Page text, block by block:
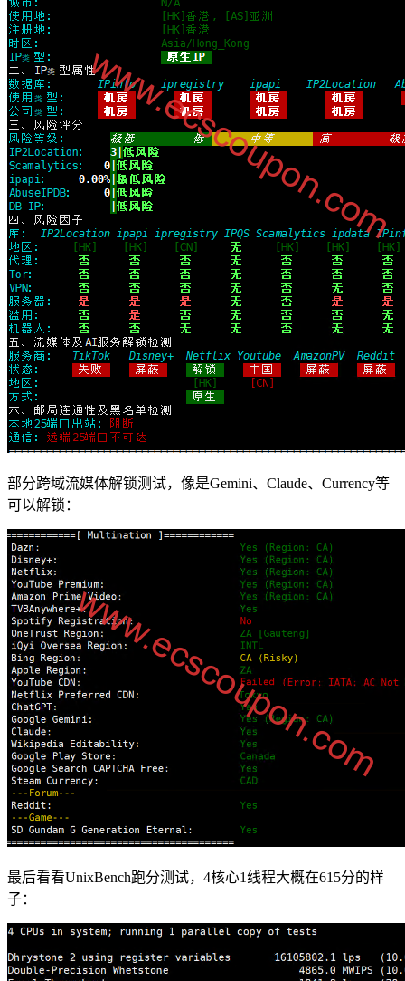
部分跨域流媒体解锁测试，像是Gemini、Claude、Currency等
可以解锁：
最后看看UnixBench跑分测试，4核心1线程大概在615分的样
子：